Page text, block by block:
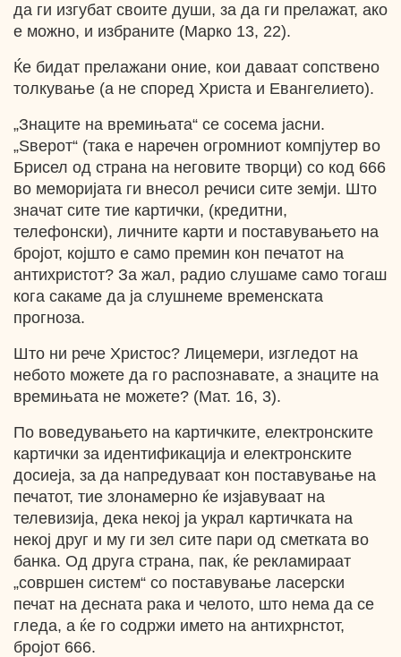
да ги изгубат своите души, за да ги прелажат, ако
e можно, и избраните (Марко 13, 22).
Ќе бидат прелажани оние, кои даваат сопствено
толкување (а не според Христа и Евангелието).
„Знаците на времињата“ се сосема јасни.
„Ѕверот“ (така е наречен огромниот компјутер во
Брисел од страна на неговите творци) со код 666
во меморијата ги внесол речиси сите земји. Што
значат сите тие картички, (кредитни,
телефонски), личните карти и поставувањето на
бројот, којшто е само премин кон печатот на
антихристот? За жал, радио слушаме само тогаш
кога сакаме да ја слушнеме временската
прогноза.
Што ни рече Христос? Лицемери, изгледот на
небото можете да го распознавате, а знаците на
времињата не можете? (Мат. 16, 3).
По воведувањето на картичките, електронските
картички за идентификација и електронските
досиеја, за да напредуваат кон поставување на
печатот, тие злонамерно ќе изјавуваат на
телевизија, дека некој ја украл картичката на
некој друг и му ги зел сите пари од сметката во
банка. Од друга страна, пак, ќе рекламираат
„совршен систем“ со поставување ласерски
печат на десната рака и челото, што нема да се
гледа, а ќе го содржи името на антихрнстот,
бројот 666.